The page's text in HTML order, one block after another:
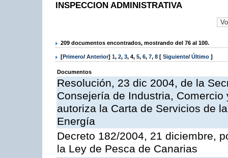
INSPECCION ADMINISTRATIVA
209 documentos encontrados, mostrando del 76 al 100.
[Primero/ Anterior] 1, 2, 3, 4, 5, 6, 7, 8 [ Siguiente/ Último ]
Documentos
Resolución, 23 dic 2004, de la
Consejería de Industria,
autoriza la Carta de Servicios de
Energía
Decreto 182/2004, 21 diciembre,
la Ley de Pesca de Canarias